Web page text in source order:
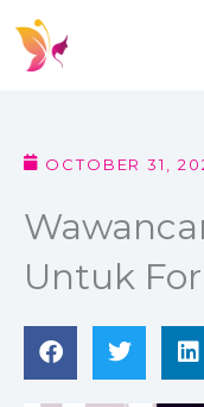
content
OCTOBER 31,
Untuk